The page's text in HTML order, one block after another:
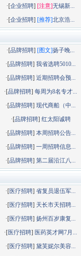
·[企业招聘] [注意]无锡新...
·[企业招聘] [推荐]北京浩...
·[品牌招聘] [图文]扬子晚...
·[品牌招聘]我省选聘5010...
·[品牌招聘]近期招聘会预...
·[品牌招聘]每周为8名专才...
·[品牌招聘]现代商船（中...
·[品牌招聘] 红太阳诚聘
·[品牌招聘]本周招聘公告...
·[品牌招聘]一周招聘信息...
·[品牌招聘]第二届沿江八...
·[医疗招聘]省复员退伍军...
·[医疗招聘] 天长市天招聘...
·[医疗招聘]扬州百岁康复...
·[医疗招聘] 医药英才网7月...
·[医疗招聘]黛芙妮尔美容...